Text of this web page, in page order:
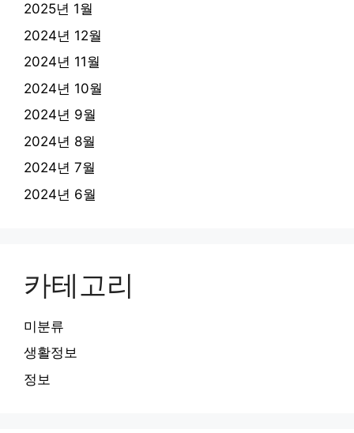
2025년 1월
2024년 12월
2024년 11월
2024년 10월
2024년 9월
2024년 8월
2024년 7월
2024년 6월
카테고리
미분류
생활정보
정보